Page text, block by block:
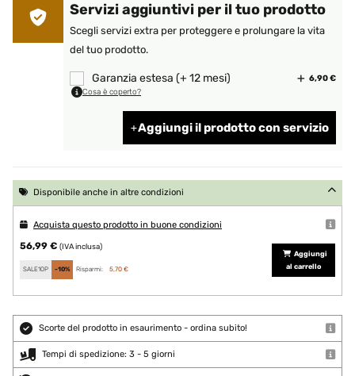
Servizi aggiuntivi per il tuo prodotto
Scegli servizi extra per proteggere e prolungare la vita
del tuo prodotto.
Garanzia estesa (+ 12 mesi) 6,90 €
Cosa è coperto?
Aggiungi il prodotto con servizio
Disponibile anche in altre condizioni
Acquista questo prodotto in buone condizioni
56,99 € (IVA inclusa)
SALE10P -10% Risparmi: 5,70 €
Aggiungi
al carrello
Scorte del prodotto in esaurimento - ordina subito!
Tempi di spedizione: 3 - 5 giorni